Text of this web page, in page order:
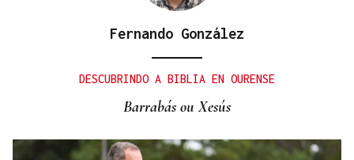
Muere el padre de Paula Echevarría, Luis, a los 76
Fernando González
DESCUBRINDO A BIBLIA EN OURENSE
Barrabás ou Xesús